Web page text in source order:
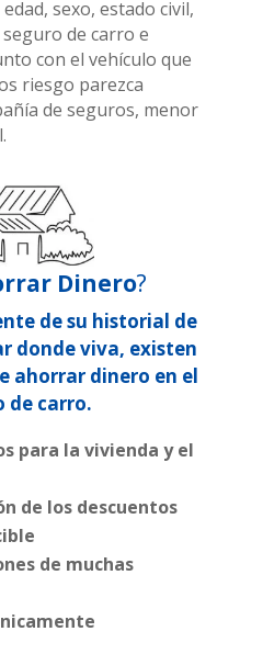
sexo, estado civil,
de carro e
con el vehículo que
riesgo parezca
de seguros, menor
Dinero?
de su historial de
donde viva, existen
ahorrar dinero en el
de carro.
para la vivienda y el
de los descuentos
de muchas